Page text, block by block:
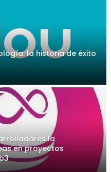
la historia de éxito
la
en proyectos